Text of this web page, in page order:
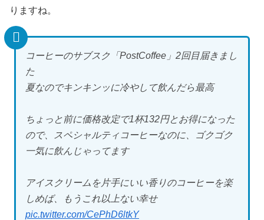
りますね。
コーヒーのサブスク「PostCoffee」2回目届きまし
た
夏なのでキンキンッに冷やして飲んだら最高
ちょっと前に価格改定で1杯132円とお得になった
ので、スペシャルティコーヒーなのに、ゴクゴク
一気に飲んじゃってます
アイスクリームを片手にいい香りのコーヒーを楽
しめば、もうこれ以上ない幸せ
pic.twitter.com/CePhD6ltkY